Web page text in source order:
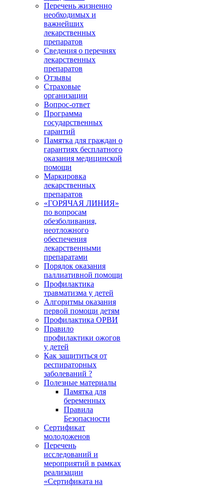
Перечень жизненно
необходимых и
важнейших
лекарственных
препаратов
Сведения о перечнях
лекарственных
препаратов
Отзывы
Страховые
организации
Вопрос-ответ
Программа
государственных
гарантий
Памятка для граждан о
гарантиях бесплатного
оказания медицинской
помощи
Маркировка
лекарственных
препаратов
«ГОРЯЧАЯ ЛИНИЯ»
по вопросам
обезболивания,
неотложного
обеспечения
лекарственными
препаратами
Порядок оказания
паллиативной помощи
Профилактика
травматизма у детей
Алгоритмы оказания
первой помощи детям
Профилактика ОРВИ
Правило
профилактики ожогов
у детей
Как защититься от
респираторных
заболеваний ?
Полезные материалы
Памятка для
беременных
Правила
Безопасности
Сертификат
молодоженов
Перечень
исследований и
мероприятий в рамках
реализации
«Сертификата на